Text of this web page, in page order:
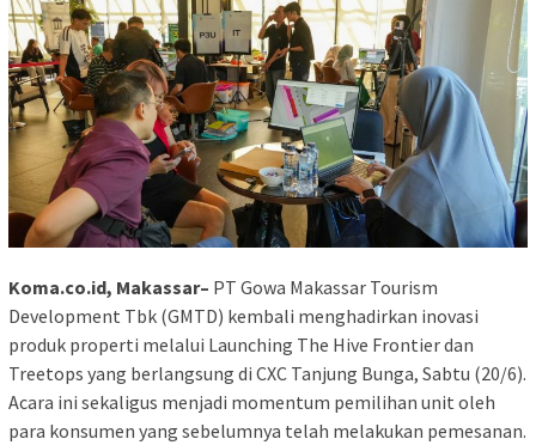
Koma.co.id, Makassar– PT Gowa Makassar Tourism
Development Tbk (GMTD) kembali menghadirkan inovasi
produk properti melalui Launching The Hive Frontier dan
Treetops yang berlangsung di CXC Tanjung Bunga, Sabtu (20/6).
Acara ini sekaligus menjadi momentum pemilihan unit oleh
para konsumen yang sebelumnya telah melakukan pemesanan.